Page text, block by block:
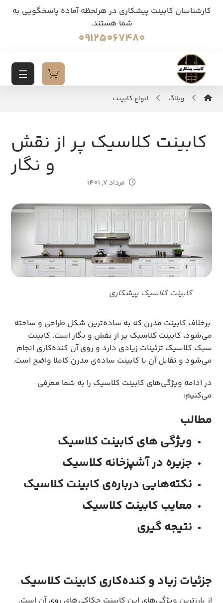
کارشناسان کابینت پیشکاری در هرلحظه آماده پاسخگویی به
شما هستند.
09125067480
وبلاگ انواع کابینت
کابینت کلاسیک پر از نقش
و نگار
مرداد 7, 1401
کابینت کلاسیک پیشکاری
برخلاف کابینت مدرن که به ساده‌ترین شکل طراحی و ساخته
می‌شود، کابینت کلاسیک پر از نقش و نگار است. کابینت
سبک کلاسیک تزئینات زیادی دارد و روی آن کنده‌کاری انجام
می‌شود و تقابل آن با کابینت ساده‌ی مدرن کاملا واضح است.
در ادامه ویژگی‌های کابینت کلاسیک را به شما معرفی
می‌کنیم:
مطالب
ویژگی های کابینت کلاسیک
جزیره در آشپزخانه کلاسیک
نکته‌هایی درباره‌ی کابینت کلاسیک
معایب کابینت کلاسیک
نتیجه گیری
جزئیات زیاد و کنده‌کاری کابینت کلاسیک